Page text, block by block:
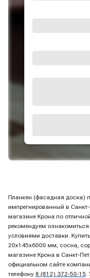
Планкен (фасадная доска)
импрегнированный в Санкт-
магазине Крона по
рекомендуем
условиями доставки.
20х145х6000 мм, сосна,
магазине Крона в Санкт-
официальном сайте
телефону 8 (812) 372-50-15.